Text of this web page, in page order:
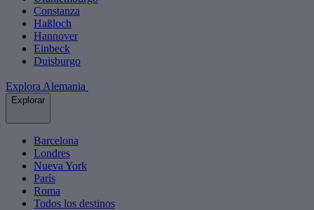
Constanza
Haßloch
Hannover
Einbeck
Duisburgo
Explora Alemania
Explorar
Barcelona
Londres
Nueva York
París
Roma
Todos los destinos